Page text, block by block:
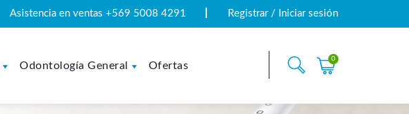
Asistencia en ventas +569 5008 4291 Registrar / Iniciar sesión
Odontología General Ofertas
0